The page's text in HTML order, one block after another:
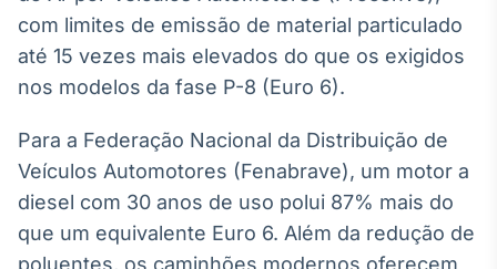
com limites de emissão de material particulado
até 15 vezes mais elevados do que os exigidos
nos modelos da fase P-8 (Euro 6).
Para a Federação Nacional da Distribuição de
Veículos Automotores (Fenabrave), um motor a
diesel com 30 anos de uso polui 87% mais do
que um equivalente Euro 6. Além da redução de
poluentes, os caminhões modernos oferecem